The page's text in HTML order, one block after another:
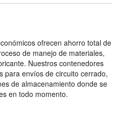
ofrecen ahorro total de
de manejo de materiales,
Nuestros contenedores
para envíos de circuito cerrado,
de almacenamiento donde se
en todo momento.